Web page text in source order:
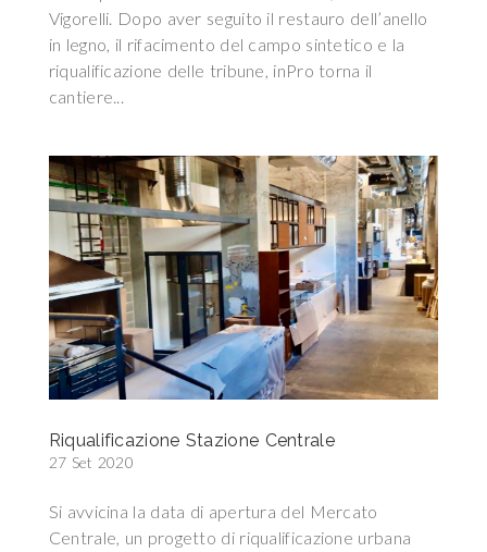
Vigorelli. Dopo aver seguito il restauro dell’anello
in legno, il rifacimento del campo sintetico e la
riqualificazione delle tribune, inPro torna il
cantiere...
Riqualificazione Stazione Centrale
27 Set 2020
Si avvicina la data di apertura del Mercato
Centrale, un progetto di riqualificazione urbana